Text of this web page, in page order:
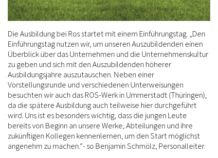
Die Ausbildung bei Ros startet mit einem Einführungstag. „Den
Einführungstag nutzen wir, um unseren Auszubildenden einen
Überblick über das Unternehmen und die Unternehmenskultur
zu geben und sich mit den Auszubildenden höherer
Ausbildungsjahre auszutauschen. Neben einer
Vorstellungsrunde und verschiedenen Unterweisungen
besuchten wir auch das ROS-Werk in Ummerstadt (Thüringen),
da die spätere Ausbildung auch teilweise hier durchgeführt
wird. Uns ist es besonders wichtig, dass die jungen Leute
bereits von Beginn an unsere Werke, Abteilungen und ihre
zukünftigen Kollegen kennenlernen, um den Start möglichst
angenehm zu machen.“- so Benjamin Schmölz, Personalleiter.